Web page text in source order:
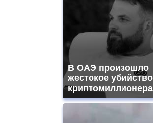
https://gradewatches.to/
В ОАЭ произошло
жестокое убийство
криптомиллионера